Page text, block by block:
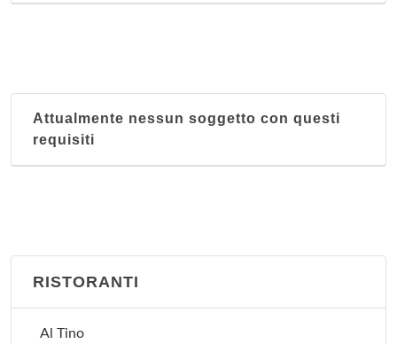
Attualmente nessun soggetto con questi
requisiti
RISTORANTI
Al Tino